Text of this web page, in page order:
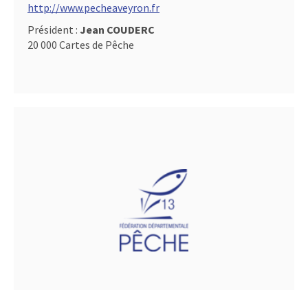
http://www.pecheaveyron.fr
Président : Jean COUDERC
20 000 Cartes de Pêche